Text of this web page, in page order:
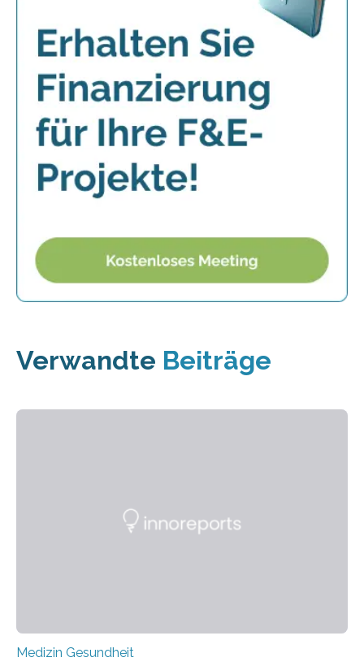
Verwandte Beiträge
Medizin Gesundheit